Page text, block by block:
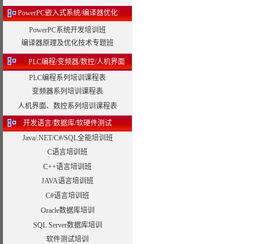
PowerPC嵌入式系统/编译器优化
PowerPC系统开发培训班
编译器原理及优化技术专题班
PLC编程/变频器/数控/人机界面
PLC编程系列培训课程表
变频器系列培训课程表
人机界面、数控系列培训课程表
开发语言/数据库/软硬件测试
Java/.NET/C#/SQL全能培训班
C语言培训班
C++语言培训班
JAVA语言培训班
C#语言培训班
Oracle数据库培训
SQL Server数据库培训
软件测试培训